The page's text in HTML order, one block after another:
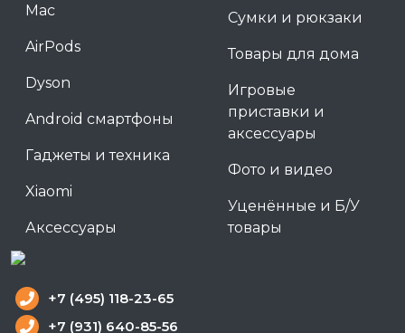
Mac
AirPods
Dyson
Android смартфоны
Гаджеты и техника
Xiaomi
Аксессуары
Сумки и рюкзаки
Товары для дома
Игровые
приставки и
аксессуары
Фото и видео
Уценённые и Б/У
товары
+7 (495) 118-23-65
+7 (931) 640-85-56